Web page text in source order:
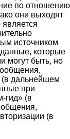
по отношению
они выходят
является
источником
которые
могут быть, но
(в дальнейшем
при
гид» (в
(в